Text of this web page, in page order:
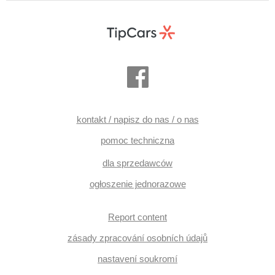
hlídání provozu při couvání (RCTA), ukazatel rychlostního
limitu (SLIF), kanapa tylna dzielona, isofix, ambientní
holowniczy, felgi aluminiowe, czujnik ciśnienia opon
kontakt / napisz do nas / o nas
pomoc techniczna
dla sprzedawców
ogłoszenie jednorazowe
Report content
zásady zpracování osobních údajů
nastavení soukromí